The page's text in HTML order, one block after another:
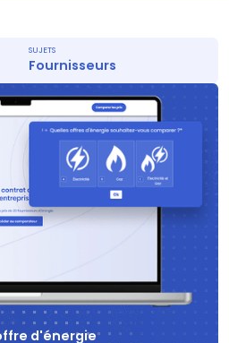
SUJETS
Fournisseurs
d'énergie